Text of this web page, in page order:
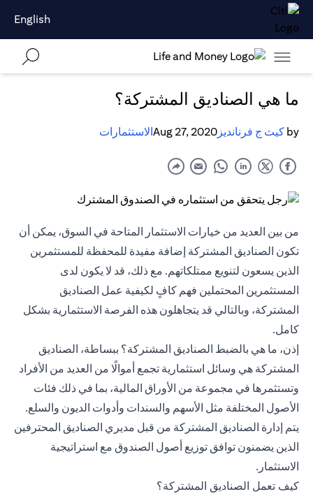
English
ما هي الصناديق المشتركة؟
by كيث ج فرنانديز Aug 27, 2020الاستثمارات
من بين العديد من خيارات الاستثمار المتاحة في السوق، يمكن أن
تكون الصناديق المشتركة إضافة مفيدة للمحفظة للمستثمرين
الذين يسعون لتنويع ممتلكاتهم. مع ذلك، قد لا يكون لدى
المستثمرين المحتملين فهم كافٍ لكيفية عمل الصناديق
المشتركة، وبالتالي قد يتجاهلون هذه الفرصة الاستثمارية بشكل
كامل.
إذن، ما هي بالضبط الصناديق المشتركة؟ ببساطة، الصناديق
المشتركة هي وسائل استثمارية تجمع أموالًا من العديد من الأفراد
وتستثمرها في مجموعة من الأوراق المالية، بما في ذلك فئات
الأصول المختلفة مثل الأسهم والسندات وأدوات الديون والسلع.
يتم إدارة الصناديق المشتركة من قبل مديري الصناديق المحترفين
الذين يضمنون توافق توزيع أصول الصندوق مع استراتيجية
الاستثمار.
كيف تعمل الصناديق المشتركة؟